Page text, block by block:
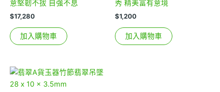
意堅韌不拔 自強不息
$17,280
加入購物車
秀 精美富有意境
$1,200
加入購物車